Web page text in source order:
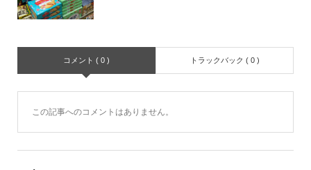
コメント ( 0 ) トラックバック ( 0 )
この記事へのコメントはありません。